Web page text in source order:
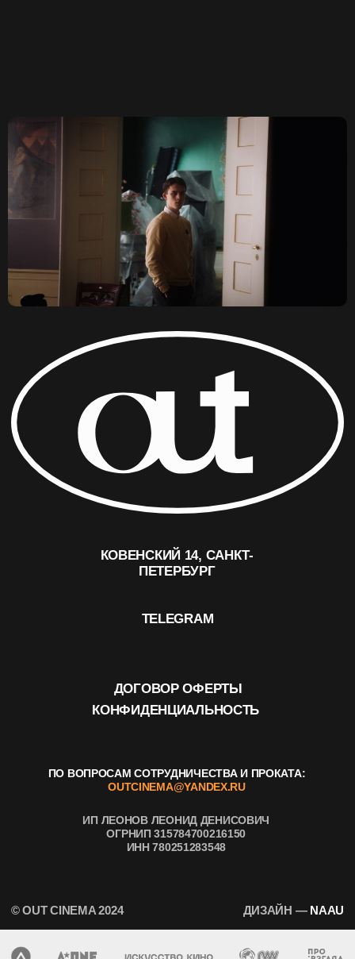
ИП ЛЕОНОВ ЛЕОНИД ДЕНИСОВИЧ
ОГРНИП 315784700216150
ИНН 780251283548
ПО ВОПРОСАМ СОТРУДНИЧЕСТВА И ПРОКАТА:
OUTCINEMA@YANDEX.RU
КОНФИДЕНЦИАЛЬНОСТЬ
ДОГОВОР ОФЕРТЫ